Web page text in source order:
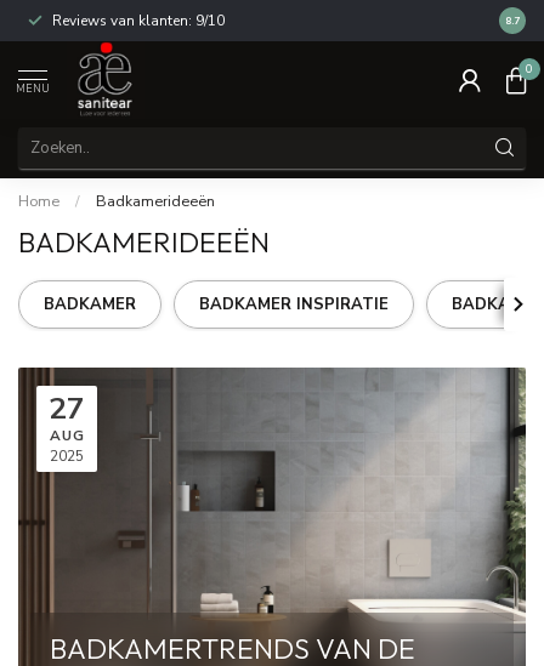
Reviews van klanten: 9/10 14
8.7
MENU
0
Home / Badkamerideeën
BADKAMERIDEEËN
BADKAMER BADKAMER INSPIRATIE
27
AUG
2025
BADKAMERTRENDS VAN DE